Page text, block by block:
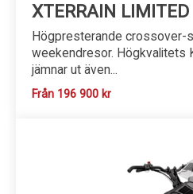
XTERRAIN LIMITED
Högpresterande crossover-
weekendresor. Högkvalitets
jämnar ut även...
Från 196 900 kr